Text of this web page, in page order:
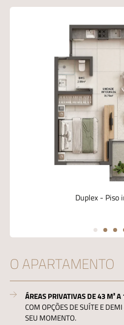
Duplex - Piso
O APARTAMENTO
ÁREAS PRIVATIVAS DE 43 M² A
COM OPÇÕES DE SUÍTE E
SEU MOMENTO.